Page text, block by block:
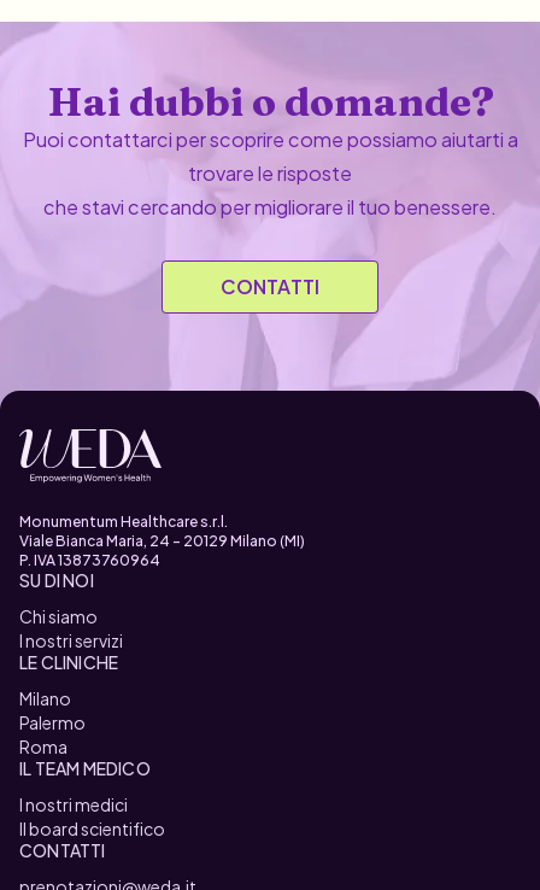
Hai dubbi o domande?
Puoi contattarci per scoprire come possiamo aiutarti a
trovare le risposte
che stavi cercando per migliorare il tuo benessere.
CONTATTI
Monumentum Healthcare s.r.l.
Viale Bianca Maria, 24 - 20129 Milano (MI)
P. IVA 13873760964
SU DI NOI
Chi siamo
I nostri servizi
LE CLINICHE
Milano
Palermo
Roma
IL TEAM MEDICO
I nostri medici
Il board scientifico
CONTATTI